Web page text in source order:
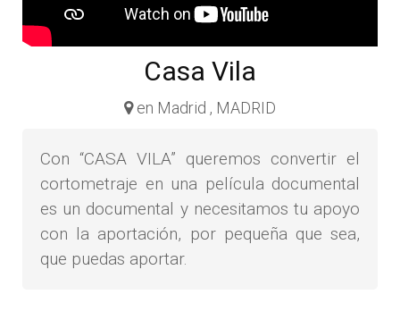
Casa Vila
en Madrid , MADRID
Con “CASA VILA” queremos convertir el
cortometraje en una película documental
es un documental y necesitamos tu apoyo
con la aportación, por pequeña que sea,
que puedas aportar.